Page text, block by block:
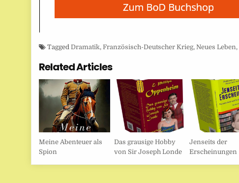
Tagged Dramatik,Französisch-Deutscher Krieg, Neues Leben,
Related Articles
Meine Abenteuer als
Spion
Das grausige Hobby
von Sir Joseph Londe
Jenseits der
Erscheinungen